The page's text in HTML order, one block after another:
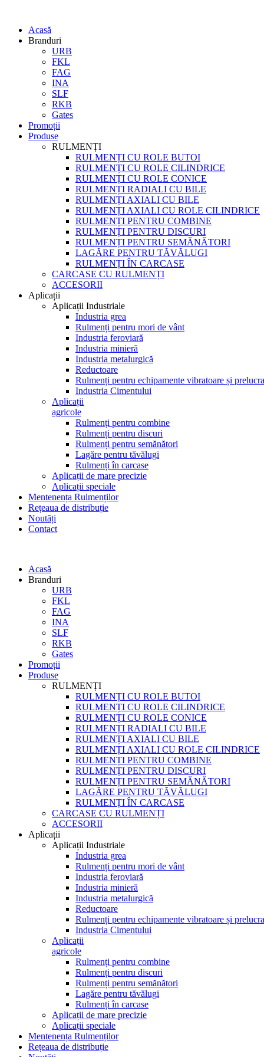
Acasă
Branduri
URB
FKL
FAG
INA
SLF
RKB
Gates
Promoții
Produse
RULMENȚI
RULMENȚI CU ROLE BUTOI
RULMENȚI CU ROLE CILINDRICE
RULMENȚI CU ROLE CONICE
RULMENȚI RADIALI CU BILE
RULMENȚI AXIALI CU BILE
RULMENȚI AXIALI CU ROLE CILINDRICE
RULMENȚI PENTRU COMBINE
RULMENȚI PENTRU DISCURI
RULMENȚI PENTRU SEMĂNĂTORI
LAGĂRE PENTRU TĂVĂLUGI
RULMENȚI ÎN CARCASE
CARCASE CU RULMENȚI
ACCESORII
Aplicații
Aplicații Industriale
Industria grea
Rulmenți pentru mori de vânt
Industria feroviară
Industria minieră
Industria metalurgică
Reductoare
Rulmenți pentru echipamente vibratoare și
Industria Cimentului
Aplicații
agricole
Rulmenți pentru combine
Rulmenți pentru discuri
Rulmenți pentru semănători
Lagăre pentru tăvălugi
Rulmenți în carcase
Aplicații de mare precizie
Aplicații speciale
Mentenența Rulmenților
Rețeaua de distribuție
Noutăți
Contact
Acasă
Branduri
URB
FKL
FAG
INA
SLF
RKB
Gates
Promoții
Produse
RULMENȚI
RULMENȚI CU ROLE BUTOI
RULMENȚI CU ROLE CILINDRICE
RULMENȚI CU ROLE CONICE
RULMENȚI RADIALI CU BILE
RULMENȚI AXIALI CU BILE
RULMENȚI AXIALI CU ROLE CILINDRICE
RULMENȚI PENTRU COMBINE
RULMENȚI PENTRU DISCURI
RULMENȚI PENTRU SEMĂNĂTORI
LAGĂRE PENTRU TĂVĂLUGI
RULMENȚI ÎN CARCASE
CARCASE CU RULMENȚI
ACCESORII
Aplicații
Aplicații Industriale
Industria grea
Rulmenți pentru mori de vânt
Industria feroviară
Industria minieră
Industria metalurgică
Reductoare
Rulmenți pentru echipamente vibratoare și
Industria Cimentului
Aplicații
agricole
Rulmenți pentru combine
Rulmenți pentru discuri
Rulmenți pentru semănători
Lagăre pentru tăvălugi
Rulmenți în carcase
Aplicații de mare precizie
Aplicații speciale
Mentenența Rulmenților
Rețeaua de distribuție